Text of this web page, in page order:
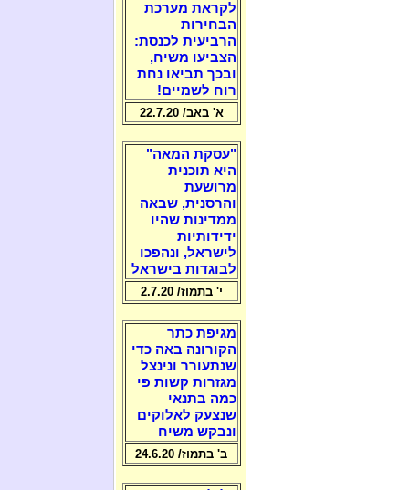
לקראת מערכת
הבחירות
הרביעית לכנסת:
הצביעו משיח,
ובכך תביאו נחת
רוח לשמיים!
א' באב/ 22.7.20
"עסקת המאה"
היא תוכנית
מרושעת
והרסנית, שבאה
ממדינות שהיו
ידידותיות
לישראל, ונהפכו
לבוגדות בישראל
י' בתמוז/ 2.7.20
מגיפת כתר
הקורונה באה כדי
שנתעורר ונינצל
מגזרות קשות פי
כמה בתנאי
שנצעק לאלוקים
ונבקש משיח
ב' בתמוז/ 24.6.20